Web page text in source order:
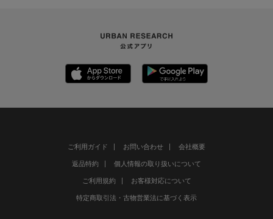
ご利用ガイド お問い合わせ 会社概要
返品特約 個人情報の取り扱いについて
ご利用規約 お客様対応について
特定商取引法・古物営業法に基づく表示